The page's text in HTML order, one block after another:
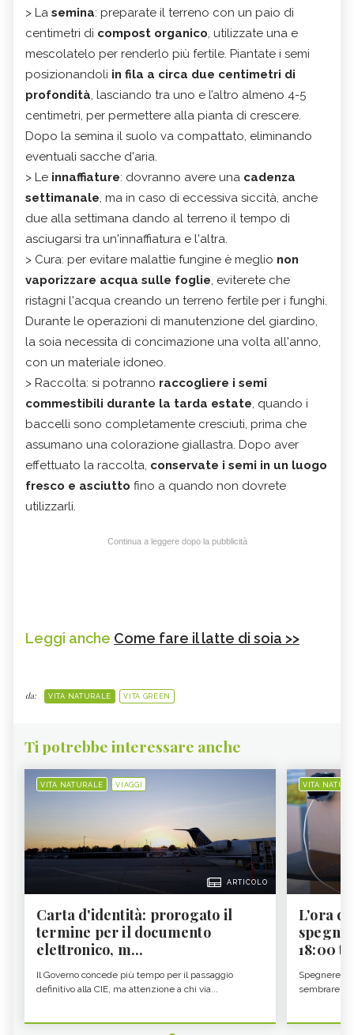
> La semina: preparate il terreno con un paio di
centimetri di compost organico, utilizzate una e
mescolatelo per renderlo più fertile. Piantate i semi
posizionandoli in fila a circa due centimetri di
profondità, lasciando tra uno e l’altro almeno 4-5
centimetri, per permettere alla pianta di crescere.
Dopo la semina il suolo va compattato, eliminando
eventuali sacche d'aria.
> Le innaffiature: dovranno avere una cadenza
settimanale, ma in caso di eccessiva siccità, anche
due alla settimana dando al terreno il tempo di
asciugarsi tra un'innaffiatura e l'altra.
> Cura: per evitare malattie fungine è meglio non
vaporizzare acqua sulle foglie, eviterete che
ristagni l'acqua creando un terreno fertile per i funghi.
Durante le operazioni di manutenzione del giardino,
la soia necessita di concimazione una volta all'anno,
con un materiale idoneo.
> Raccolta: si potranno raccogliere i semi
commestibili durante la tarda estate, quando i
baccelli sono completamente cresciuti, prima che
assumano una colorazione giallastra. Dopo aver
effettuato la raccolta, conservate i semi in un luogo
fresco e asciutto fino a quando non dovrete
utilizzarli.
Continua a leggere dopo la pubblicità
Leggi anche Come fare il latte di soia >>
da: VITA NATURALE VITA GREEN
Ti potrebbe interessare anche
VITA NATURALE VIAGGI
ARTICOLO
Carta d'identità: prorogato il
termine per il documento
elettronico, m...
Il Governo concede più tempo per il passaggio
definitivo alla CIE, ma attenzione a chi via...
VITA
L'ora
18:00 ti
Spegnere lo
sembrare